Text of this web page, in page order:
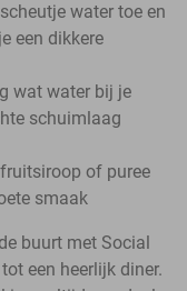
water toe en
een dikkere
wat water bij je
schuimlaag
of puree
smaak
buurt met Social
een heerlijk diner.